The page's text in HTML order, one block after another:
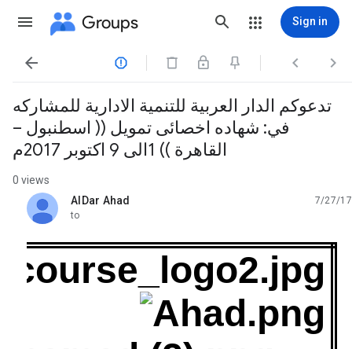
Groups Sign in
   
تدعوكم الدار العربية للتنمية الادارية للمشاركه
في: شهاده اخصائى تمويل (( اسطنبول –
القاهرة )) 1الى 9 اكتوبر 2017م
0 views
AlDar Ahad
unread,
7/27/17
to